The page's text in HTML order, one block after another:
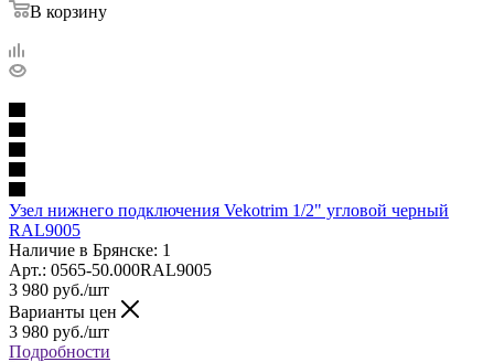
В корзину
Узел нижнего подключения Vekotrim 1/2" угловой черный
RAL9005
Наличие в Брянске: 1
Арт.: 0565-50.000RAL9005
3 980 руб./шт
Варианты цен
3 980 руб./шт
Подробности